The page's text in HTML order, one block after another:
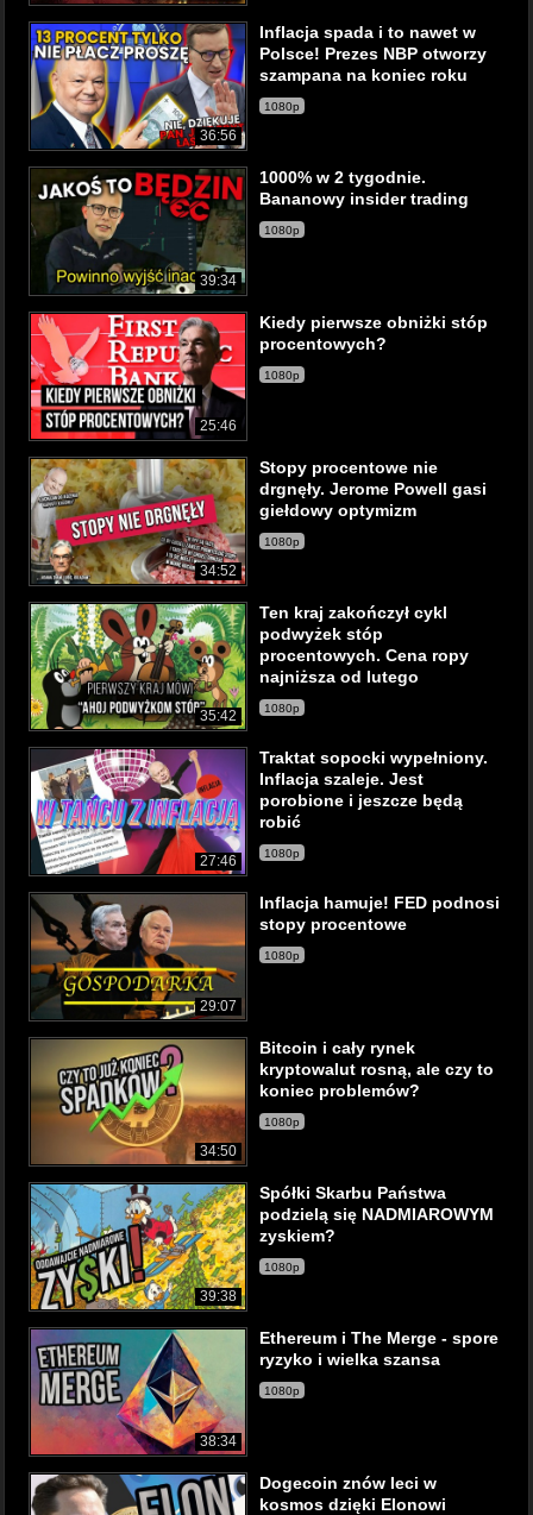
36:56
Inflacja spada i to nawet w
Polsce! Prezes NBP otworzy
szampana na koniec roku
1080p
39:34
1000% w 2 tygodnie.
Bananowy insider trading
1080p
25:46
Kiedy pierwsze obniżki stóp
procentowych?
1080p
34:52
Stopy procentowe nie
drgnęły. Jerome Powell gasi
giełdowy optymizm
1080p
35:42
Ten kraj zakończył cykl
podwyżek stóp
procentowych. Cena ropy
najniższa od lutego
1080p
27:46
Traktat sopocki wypełniony.
Inflacja szaleje. Jest
porobione i jeszcze będą
robić
1080p
29:07
Inflacja hamuje! FED podnosi
stopy procentowe
1080p
34:50
Bitcoin i cały rynek
kryptowalut rosną, ale czy to
koniec problemów?
1080p
39:38
Spółki Skarbu Państwa
podzielą się NADMIAROWYM
zyskiem?
1080p
38:34
Ethereum i The Merge - spore
ryzyko i wielka szansa
1080p
Dogecoin znów leci w
kosmos dzięki Elonowi